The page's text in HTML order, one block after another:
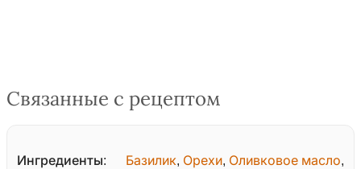
Связанные с рецептом
Ингредиенты: Базилик, Орехи, Оливковое масло,